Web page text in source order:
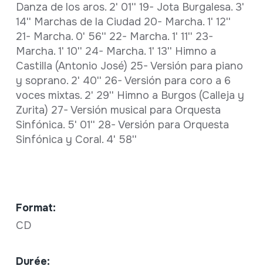
Danza de los aros. 2' 01'' 19- Jota Burgalesa. 3'
14'' Marchas de la Ciudad 20- Marcha. 1' 12''
21- Marcha. 0' 56'' 22- Marcha. 1' 11'' 23-
Marcha. 1' 10'' 24- Marcha. 1' 13'' Himno a
Castilla (Antonio José) 25- Versión para piano
y soprano. 2' 40'' 26- Versión para coro a 6
voces mixtas. 2' 29'' Himno a Burgos (Calleja y
Zurita) 27- Versión musical para Orquesta
Sinfónica. 5' 01'' 28- Versión para Orquesta
Sinfónica y Coral. 4' 58''
Format:
CD
Durée: